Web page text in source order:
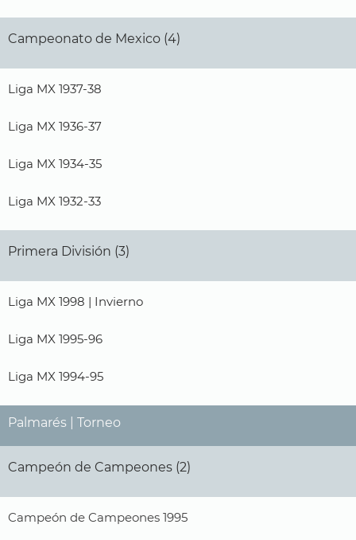
Campeonato de Mexico (4)
Liga MX 1937-38
Liga MX 1936-37
Liga MX 1934-35
Liga MX 1932-33
Primera División (3)
Liga MX 1998 | Invierno
Liga MX 1995-96
Liga MX 1994-95
Palmarés | Torneo
Campeón de Campeones (2)
Campeón de Campeones 1995